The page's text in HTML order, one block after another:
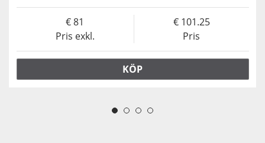
Pris exkl.
81
Pris
101.25
KÖP